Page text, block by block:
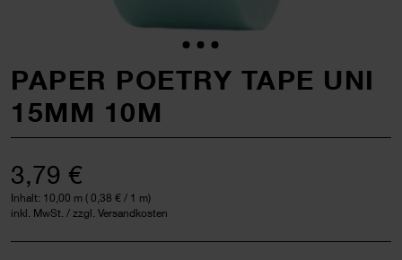
PAPER POETRY TAPE UNI
15MM 10M
3,79 €
Inhalt: 10,00 m ( 0,38 € / 1 m)
inkl. MwSt. / zzgl. Versandkosten